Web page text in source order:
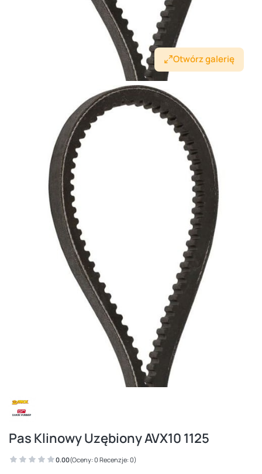
Otwórz galerię
Pas Klinowy Uzębiony AVX10 1125
0.00(Oceny: 0 Recenzje: 0)